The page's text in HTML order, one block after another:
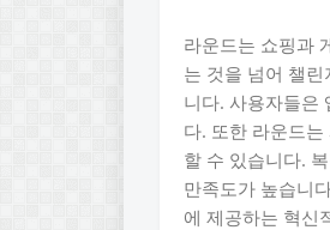
라운드는 쇼핑과
는 것을 넘어 챌
니다. 사용자들은
다. 또한 라운드
할 수 있습니다.
만족도가 높습니
에 제공하는 혁신